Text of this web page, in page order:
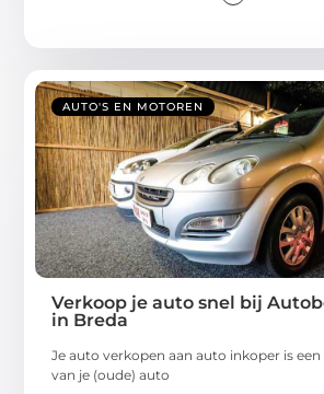
AUTO'S EN MOTOREN
Verkoop je auto snel bij
in Breda
Je auto verkopen aan auto inkoper is
van je (oude) auto